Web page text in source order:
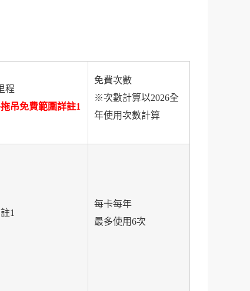
程
吊免費範圍詳註1
免費次數
※次數計算以2026全
年使用次數計算
1
每卡每年
最多使用6次